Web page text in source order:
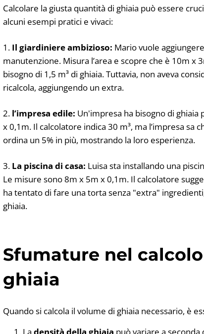
Calcolare la giusta quantità di ghiaia può essere
alcuni esempi pratici e vivaci:
1. Il giardiniere ambizioso: Mario vuole
manutenzione. Misura l’area e scopre che è 10m x
bisogno di 1,5 m³ di ghiaia. Tuttavia, non aveva
ricalcola, aggiungendo un extra.
2. l’impresa edile: Un'impresa ha bisogno di ghiaia
x 0,1m. Il calcolatore indica 30 m³, ma l’impresa
ordina un 5% in più, mostrando la loro esperienza.
3. La piscina di casa: Luisa sta installando una
Le misure sono 8m x 5m x 0,1m. Il calcolatore
ha tentato di fare una torta senza "extra"
ghiaia.
Sfumature nel
ghiaia
Quando si calcola il volume di ghiaia necessario, è